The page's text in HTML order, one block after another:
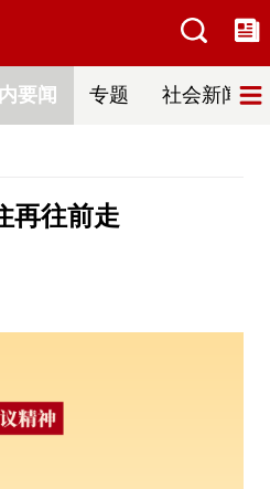
要闻 专题 社会新闻
再往前走